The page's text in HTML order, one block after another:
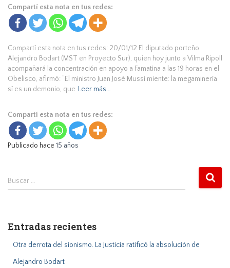
Compartí esta nota en tus redes:
Compartí esta nota en tus redes: 20/01/12 El diputado porteño
Alejandro Bodart (MST en Proyecto Sur), quien hoy junto a Vilma Ripoll
acompañará la concentración en apoyo a Famatina a las 19 horas en el
Obelisco, afirmó: “El ministro Juan José Mussi miente: la megaminería
sí es un demonio, que Leer más…
Compartí esta nota en tus redes:
Publicado hace 15 años
B
r
Buscar …
Entradas recientes
Otra derrota del sionismo. La Justicia ratificó la absolución de
Alejandro Bodart